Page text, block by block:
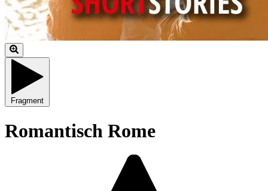
Fragment
Romantisch Rome